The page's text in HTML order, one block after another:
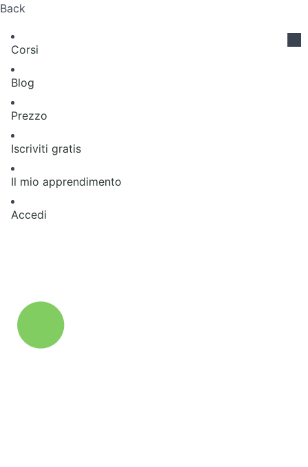
Back
Corsi
Blog
Prezzo
Iscriviti gratis
Il mio apprendimento
Accedi